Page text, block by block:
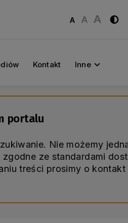
Kontakt Inne
portalu
Nie możemy
zgodne ze standardami
treści prosimy o kontakt